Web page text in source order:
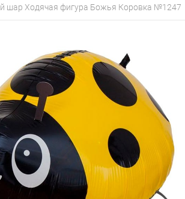
шар Ходячая фигура Божья Коровка №1247